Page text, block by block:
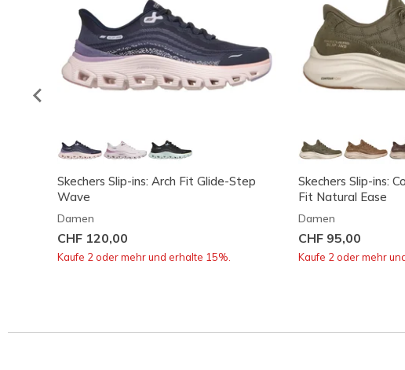
Skechers Slip-ins: Arch Fit Glide-Step
Wave
Damen
CHF 120,00
Kaufe 2 oder mehr und erhalte 15%.
Skechers Slip-ins:
Fit Natural Ease
Damen
CHF 95,00
Kaufe 2 oder mehr